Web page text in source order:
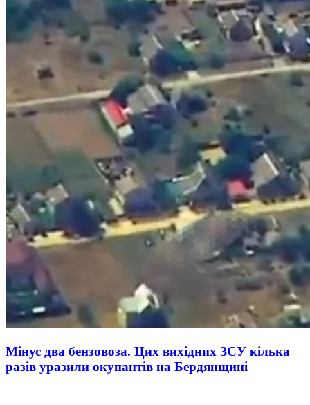
Мінус два бензовоза. Цих вихідних ЗСУ кілька
разів уразили окупантів на Бердянщині